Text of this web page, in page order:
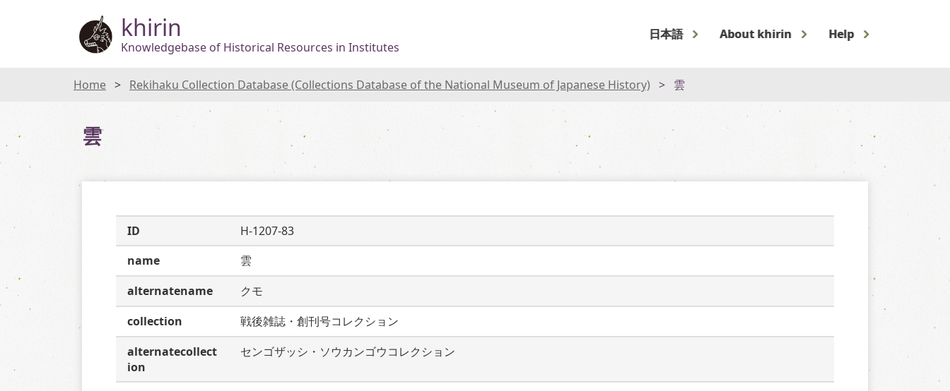
khirin
Knowledgebase of Historical Resources in Institutes
日本語 About khirin Help
Home Rekihaku Collection Database (Collections Database of the National Museum of Japanese History) 雲
雲
ID
H-1207-83
name
雲
alternatename
クモ
collection
戦後雑誌・創刊号コレクション
alternatecollect
ion
センゴザッシ・ソウカンゴウコレクション